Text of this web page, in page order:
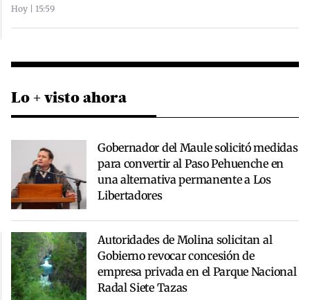
Hoy | 15:59
Lo + visto ahora
Gobernador del Maule solicitó medidas
para convertir al Paso Pehuenche en
una alternativa permanente a Los
Libertadores
Autoridades de Molina solicitan al
Gobierno revocar concesión de
empresa privada en el Parque Nacional
Radal Siete Tazas